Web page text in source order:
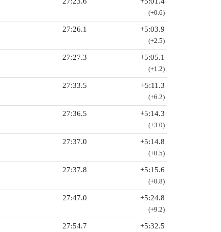
(+0.6)
27:26.1 +5:03.9
(+2.5)
27:27.3 +5:05.1
(+1.2)
27:33.5 +5:11.3
(+6.2)
27:36.5 +5:14.3
(+3.0)
27:37.0 +5:14.8
(+0.5)
27:37.8 +5:15.6
(+0.8)
27:47.0 +5:24.8
(+9.2)
27:54.7 +5:32.5